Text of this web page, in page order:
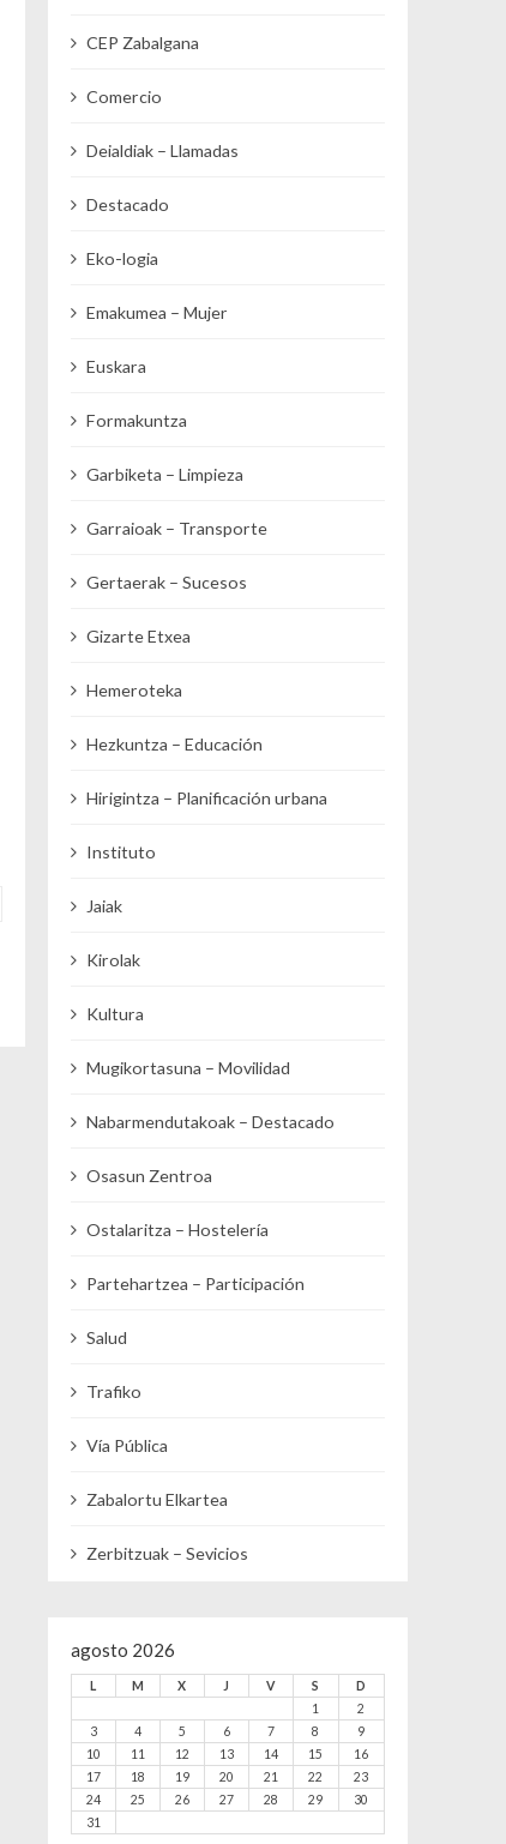
CEP Zabalgana
Comercio
Deialdiak – Llamadas
Destacado
Eko-logia
Emakumea – Mujer
Euskara
Formakuntza
Garbiketa – Limpieza
Garraioak – Transporte
Gertaerak – Sucesos
Gizarte Etxea
Hemeroteka
Hezkuntza – Educación
Hirigintza – Planificación urbana
Instituto
Jaiak
Kirolak
Kultura
Mugikortasuna – Movilidad
Nabarmendutakoak – Destacado
Osasun Zentroa
Ostalaritza – Hostelería
Partehartzea – Participación
Salud
Trafiko
Vía Pública
Zabalortu Elkartea
Zerbitzuak – Sevicios
agosto 2026
L M X J V S
D
1
2
3
4 5 6 7 8
9
10
11 12 13 14 15
16
17
18 19 20 21 22
23
24
25 26 27 28 29
30
31